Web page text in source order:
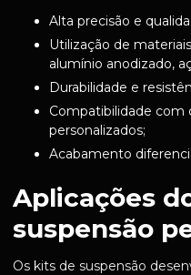
Alta precisão e
Utilização de materiais de alta resistência, como
alumínio anodizado,
Durabilidade e
Compatibilidade com diversos modelos e projetos
personalizados;
Acabamento
Aplicações
suspensão
Os kits de suspensão